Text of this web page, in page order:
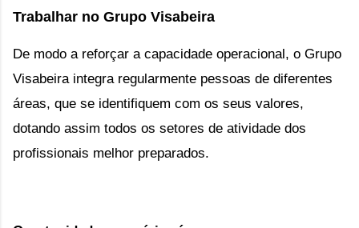
Trabalhar no Grupo Visabeira
De modo a reforçar a capacidade operacional, o Grupo
Visabeira integra regularmente pessoas de diferentes
áreas, que se identifiquem com os seus valores,
dotando assim todos os setores de atividade dos
profissionais melhor preparados.